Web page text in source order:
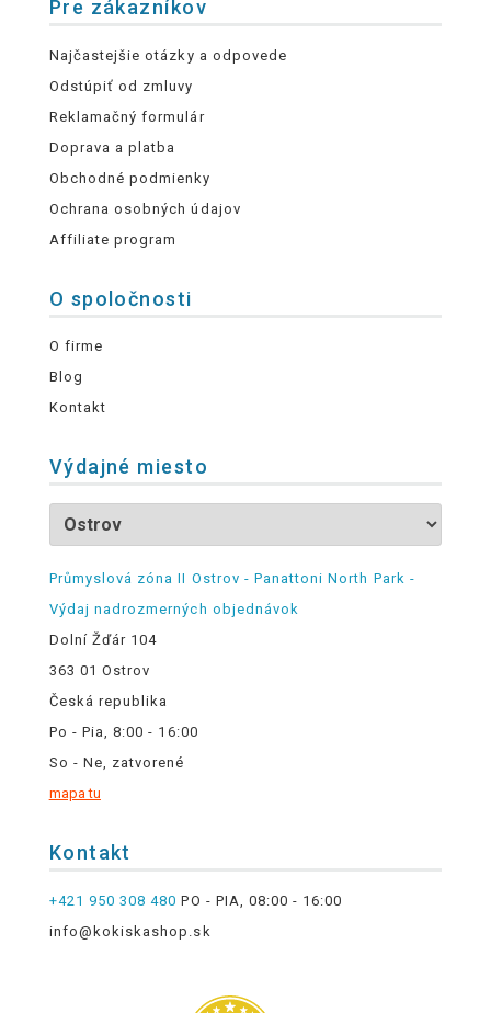
Pre zákazníkov
Najčastejšie otázky a odpovede
Odstúpiť od zmluvy
Reklamačný formulár
Doprava a platba
Obchodné podmienky
Ochrana osobných údajov
Affiliate program
O spoločnosti
O firme
Blog
Kontakt
Výdajné miesto
Průmyslová zóna II Ostrov - Panattoni North Park -
Výdaj nadrozmerných objednávok
Dolní Žďár 104
363 01 Ostrov
Česká republika
Po - Pia, 8:00 - 16:00
So - Ne, zatvorené
mapa tu
Kontakt
+421 950 308 480 PO - PIA, 08:00 - 16:00
info@kokiskashop.sk